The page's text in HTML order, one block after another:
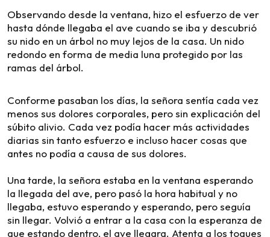
Observando desde la ventana, hizo el esfuerzo de ver
hasta dónde llegaba el ave cuando se iba y descubrió
su nido en un árbol no muy lejos de la casa. Un nido
redondo en forma de media luna protegido por las
ramas del árbol.
Conforme pasaban los días, la señora sentía cada vez
menos sus dolores corporales, pero sin explicación del
súbito alivio. Cada vez podía hacer más actividades
diarias sin tanto esfuerzo e incluso hacer cosas que
antes no podía a causa de sus dolores.
Una tarde, la señora estaba en la ventana esperando
la llegada del ave, pero pasó la hora habitual y no
llegaba, estuvo esperando y esperando, pero seguía
sin llegar. Volvió a entrar a la casa con la esperanza de
que estando dentro, el ave llegara. Atenta a los toques